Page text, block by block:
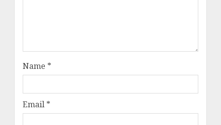
Name *
Email *